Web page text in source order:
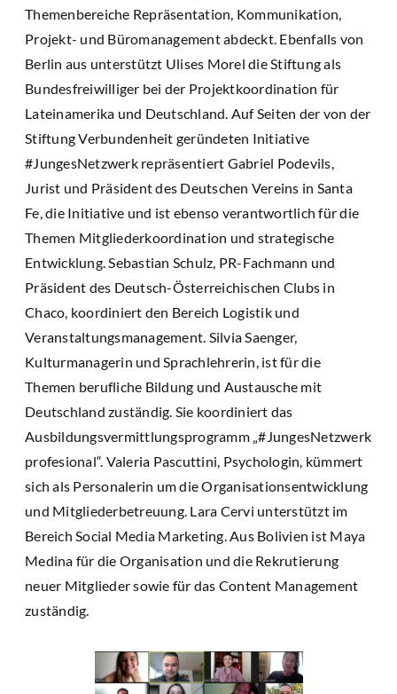
Themenbereiche Repräsentation, Kommunikation,
Projekt- und Büromanagement abdeckt. Ebenfalls von
Berlin aus unterstützt Ulises Morel die Stiftung als
Bundesfreiwilliger bei der Projektkoordination für
Lateinamerika und Deutschland. Auf Seiten der von der
Stiftung Verbundenheit geründeten Initiative
#JungesNetzwerk repräsentiert Gabriel Podevils,
Jurist und Präsident des Deutschen Vereins in Santa
Fe, die Initiative und ist ebenso verantwortlich für die
Themen Mitgliederkoordination und strategische
Entwicklung. Sebastian Schulz, PR-Fachmann und
Präsident des Deutsch-Österreichischen Clubs in
Chaco, koordiniert den Bereich Logistik und
Veranstaltungsmanagement. Silvia Saenger,
Kulturmanagerin und Sprachlehrerin, ist für die
Themen berufliche Bildung und Austausche mit
Deutschland zuständig. Sie koordiniert das
Ausbildungsvermittlungsprogramm „#JungesNetzwerk
profesional“. Valeria Pascuttini, Psychologin, kümmert
sich als Personalerin um die Organisationsentwicklung
und Mitgliederbetreuung. Lara Cervi unterstützt im
Bereich Social Media Marketing. Aus Bolivien ist Maya
Medina für die Organisation und die Rekrutierung
neuer Mitglieder sowie für das Content Management
zuständig.